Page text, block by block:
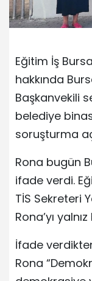
Eğitim İş
hakkında
Başkanvekili
belediye
soruşturma
Rona bugün
ifade verdi.
TİS Sekreteri
Rona’yı
İfade
Rona